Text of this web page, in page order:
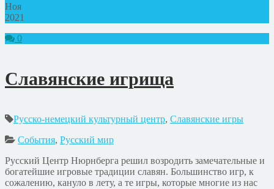
Ноя
2021
0
Славянские игрища
Русско-немецкий культурный центр, Славянские игры
События, Русский мир
Русский Центр Нюрнберга решил возродить замечательные и
богатейшие игровые традиции славян. Большинство игр, к
сожалению, кануло в лету, а те игры, которые многие из нас